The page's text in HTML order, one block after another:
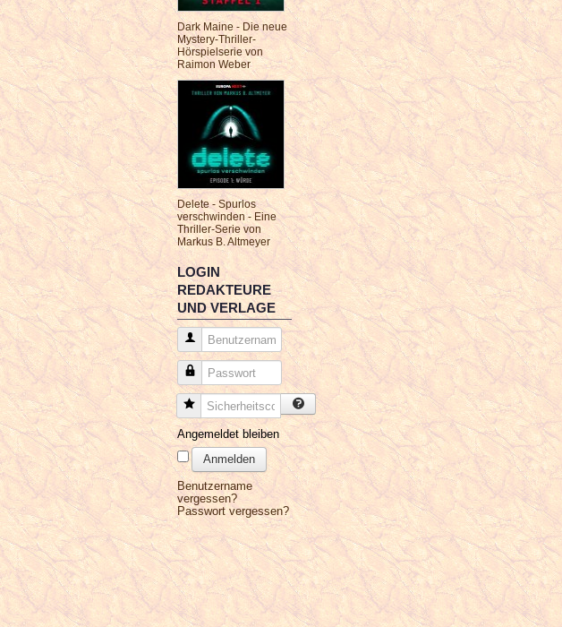
Dark Maine - Die neue
Mystery-Thriller-
Hörspielserie von
Raimon Weber
Delete - Spurlos
verschwinden - Eine
Thriller-Serie von
Markus B. Altmeyer
LOGIN
REDAKTEURE
UND VERLAGE
Benutzername
Passwort
Sicherheitscode
Angemeldet bleiben
Anmelden
Benutzername
vergessen?
Passwort vergessen?